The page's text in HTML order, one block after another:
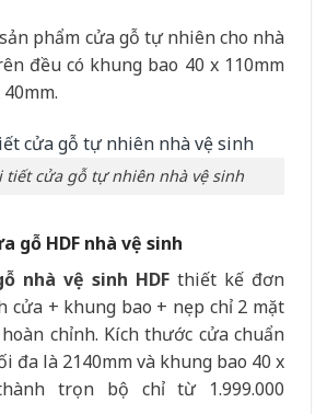
phẩm cửa gỗ tự nhiên cho nhà
đều có khung bao 40 x 110mm
tiết cửa gỗ tự nhiên nhà vệ sinh
gỗ HDF nhà vệ sinh
nhà vệ sinh HDF thiết kế đơn
cửa + khung bao + nẹp chỉ 2 mặt
chỉnh. Kích thước cửa chuẩn
đa là 2140mm và khung bao 40 x
trọn bộ chỉ từ 1.999.000